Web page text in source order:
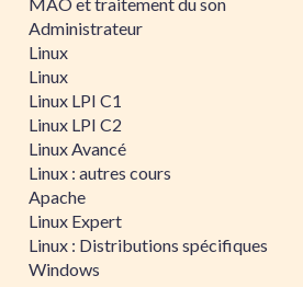
MAO et traitement du son
Administrateur
Linux
Linux
Linux LPI C1
Linux LPI C2
Linux Avancé
Linux : autres cours
Apache
Linux Expert
Linux : Distributions spécifiques
Windows